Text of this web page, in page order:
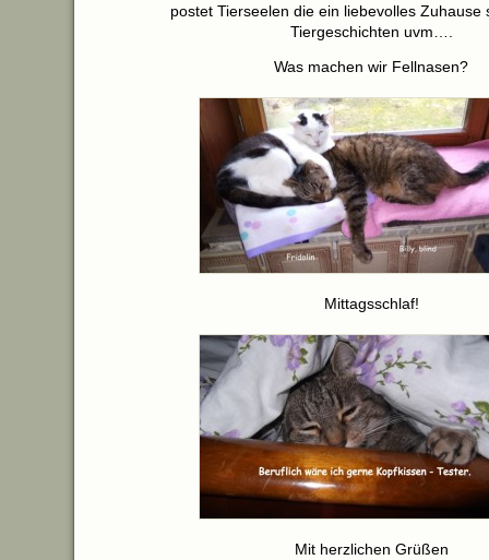
postet Tierseelen die ein liebevolles Zuhause
Tiergeschichten uvm….
Was machen wir Fellnasen?
Mittagsschlaf!
Mit herzlichen Grüßen